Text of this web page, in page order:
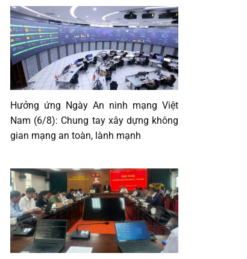
Hưởng ứng Ngày An ninh mạng Việt
Nam (6/8): Chung tay xây dựng không
gian mạng an toàn, lành mạnh